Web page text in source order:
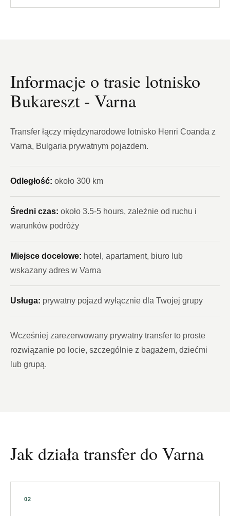
Informacje o trasie lotnisko
Bukareszt - Varna
Transfer łączy międzynarodowe lotnisko Henri Coanda z
Varna, Bulgaria prywatnym pojazdem.
Odległość: około 300 km
Średni czas: około 3.5-5 hours, zależnie od ruchu i
warunków podróży
Miejsce docelowe: hotel, apartament, biuro lub
wskazany adres w Varna
Usługa: prywatny pojazd wyłącznie dla Twojej grupy
Wcześniej zarezerwowany prywatny transfer to proste
rozwiązanie po locie, szczególnie z bagażem, dziećmi
lub grupą.
Jak działa transfer do Varna